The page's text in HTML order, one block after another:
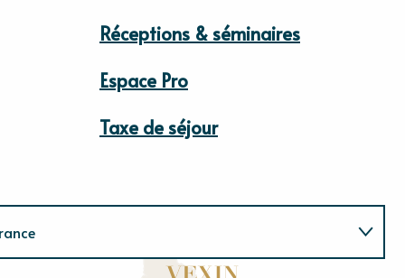
Réceptions & séminaires
Espace Pro
Taxe de séjour